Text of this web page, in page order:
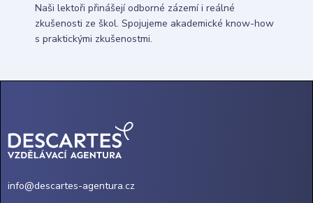
Naši lektoři přinášejí odborné zázemí i reálné
zkušenosti ze škol. Spojujeme akademické know-how
s praktickými zkušenostmi.
info@descartes-agentura.cz